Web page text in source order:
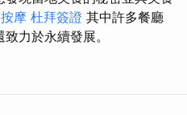
摩 杜拜簽證 其中許多餐廳
力於永續發展。